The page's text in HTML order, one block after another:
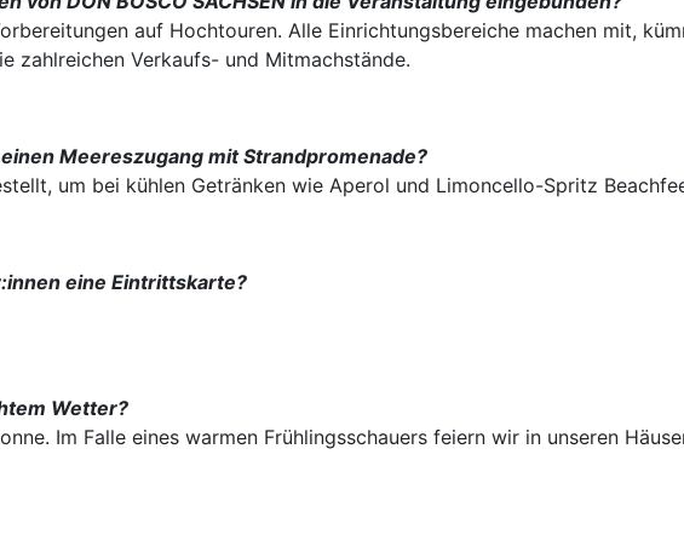
auf Hochtouren. Alle Einrichtungsbereiche machen mit,
zahlreichen Verkaufs- und Mitmachstände.
Meereszugang mit Strandpromenade?
um bei kühlen Getränken wie Aperol und Limoncello-Spritz
eine Eintrittskarte?
Wetter?
Im Falle eines warmen Frühlingsschauers feiern wir in unseren